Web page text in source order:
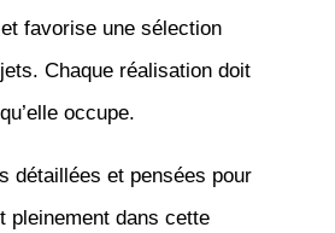
favorise une sélection
Chaque réalisation doit
occupe.
détaillées et pensées pour
pleinement dans cette